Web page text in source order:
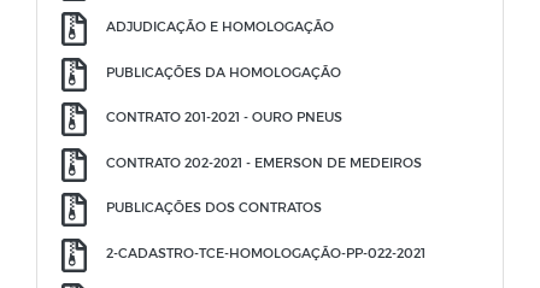
ADJUDICAÇÃO E HOMOLOGAÇÃO
PUBLICAÇÕES DA HOMOLOGAÇÃO
CONTRATO 201-2021 - OURO PNEUS
CONTRATO 202-2021 - EMERSON DE MEDEIROS
PUBLICAÇÕES DOS CONTRATOS
2-CADASTRO-TCE-HOMOLOGAÇÃO-PP-022-2021